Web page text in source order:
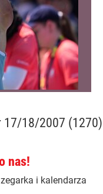
17/18/2007 (1270)
nas!
i kalendarza